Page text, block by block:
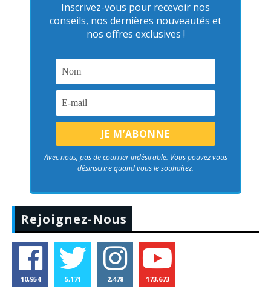
Inscrivez-vous pour recevoir nos
conseils, nos dernières nouveautés et
nos offres exclusives !
Avec nous, pas de courrier indésirable. Vous pouvez vous
désinscrire quand vous le souhaitez.
Rejoignez-Nous
10,954 5,171 2,478 173,673